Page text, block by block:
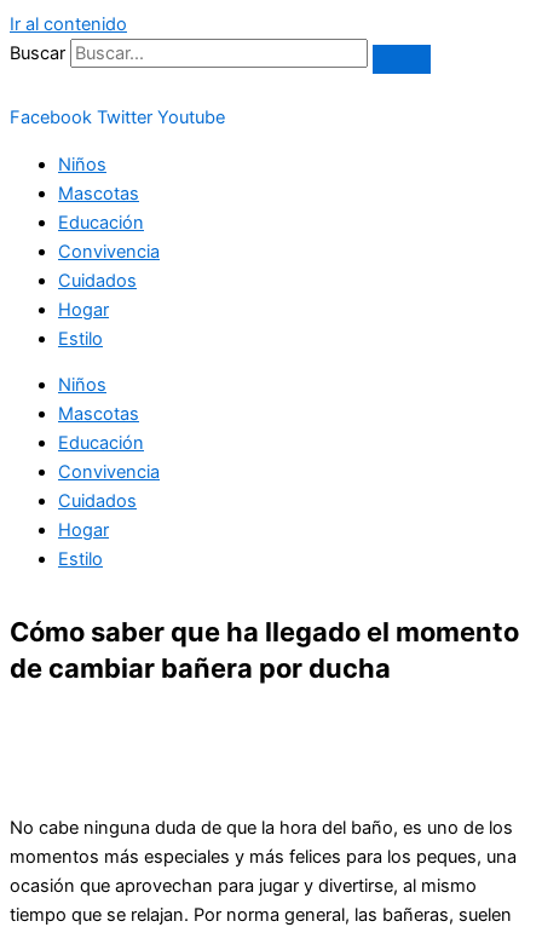
Ir al contenido
Buscar
Facebook Twitter Youtube
Niños
Mascotas
Educación
Convivencia
Cuidados
Hogar
Estilo
Niños
Mascotas
Educación
Convivencia
Cuidados
Hogar
Estilo
Cómo saber que ha llegado el momento
de cambiar bañera por ducha
No cabe ninguna duda de que la hora del baño, es uno de los
momentos más especiales y más felices para los peques, una
ocasión que aprovechan para jugar y divertirse, al mismo
tiempo que se relajan. Por norma general, las bañeras, suelen